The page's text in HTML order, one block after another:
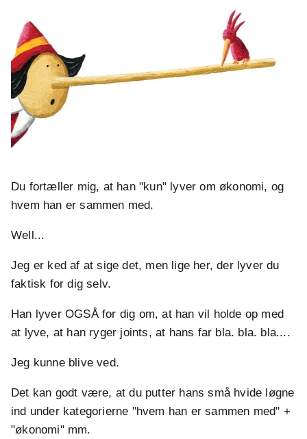
Du fortæller mig, at han "kun" lyver om økonomi, og
hvem han er sammen med.
Well...
Jeg er ked af at sige det, men lige her, der lyver du
faktisk for dig selv.
Han lyver OGSÅ for dig om, at han vil holde op med
at lyve, at han ryger joints, at hans far bla. bla. bla....
Jeg kunne blive ved.
Det kan godt være, at du putter hans små hvide løgne
ind under kategorierne "hvem han er sammen med" +
"økonomi" mm.